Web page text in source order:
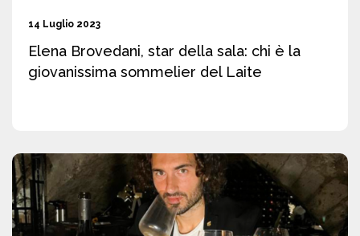
14 Luglio 2023
Elena Brovedani, star della sala: chi è la
giovanissima sommelier del Laite